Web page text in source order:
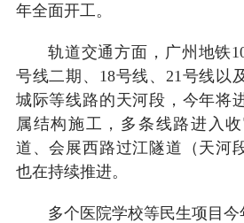
年全面开工。
轨道交通方面，广州地铁
号线二期、18号线、21号线以
城际等线路的天河段，今年将
属结构施工，多条线路进入
道、会展西路过江隧道（天河
也在持续推进。
多个医院学校等民生项目今